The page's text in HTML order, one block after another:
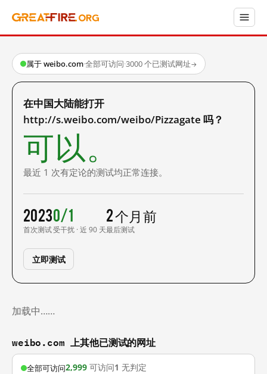
属于 weibo.com·全部可访问·3000 个已测试网址→
在中国大陆能打开
http://s.weibo.com/weibo/Pizzagate 吗？
可以。
最近 1 次有定论的测试均正常连接。
2023
首次测试
0/1
受干扰 · 近 90 天
2 个月前
最后测试
立即测试
加载中……
weibo.com 上其他已测试的网址
全部可访问2,999 可访问1 无判定